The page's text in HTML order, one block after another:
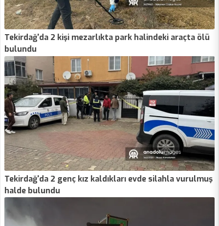
Tekirdağ'da 2 kişi mezarlıkta park halindeki araçta ölü
bulundu
Tekirdağ'da 2 genç kız kaldıkları evde silahla vurulmuş
halde bulundu